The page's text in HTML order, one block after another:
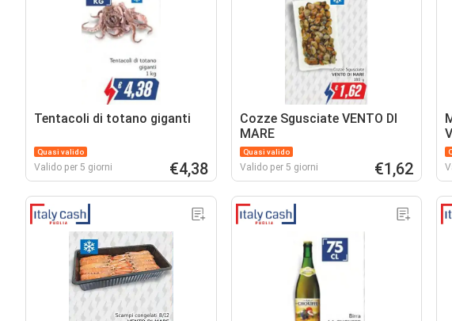
Tentacoli di totano giganti
Quasi valido
Valido per 5 giorni €4,38
Cozze Sgusciate VENTO DI
MARE
Quasi valido
Valido per 5 giorni €1,62